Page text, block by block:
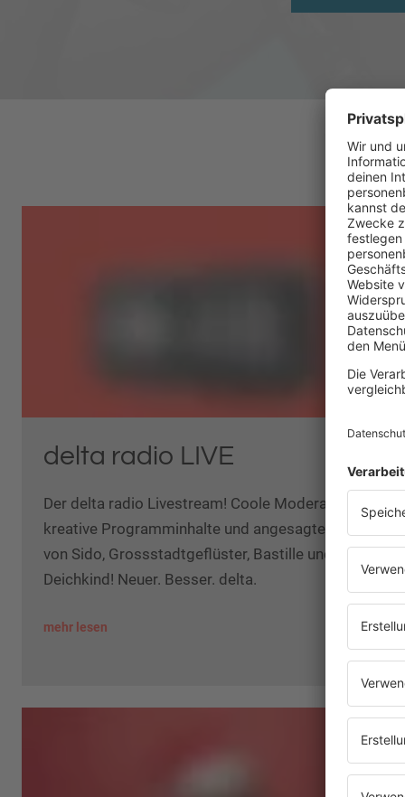
delta radio LIVE
Der delta radio Livestream! Coole Moderatoren,
kreative Programminhalte und angesagte Musik
von Sido, Grossstadtgeflüster, Bastille und
Deichkind! Neuer. Besser. delta.
mehr lesen